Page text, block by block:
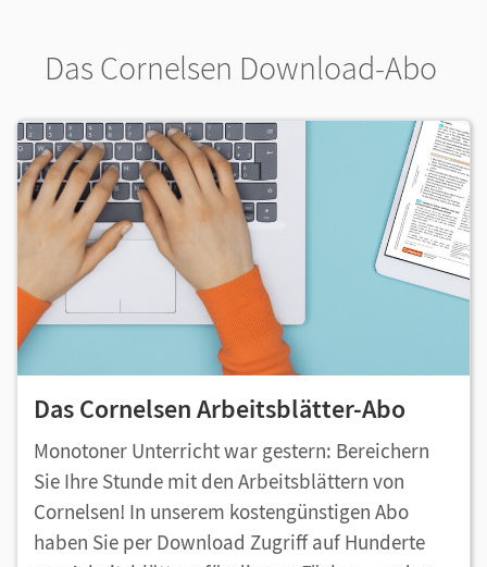
Das Cornelsen Download-Abo
Das Cornelsen Arbeitsblätter-Abo
Monotoner Unterricht war gestern: Bereichern
Sie Ihre Stunde mit den Arbeitsblättern von
Cornelsen! In unserem kostengünstigen Abo
haben Sie per Download Zugriff auf Hunderte